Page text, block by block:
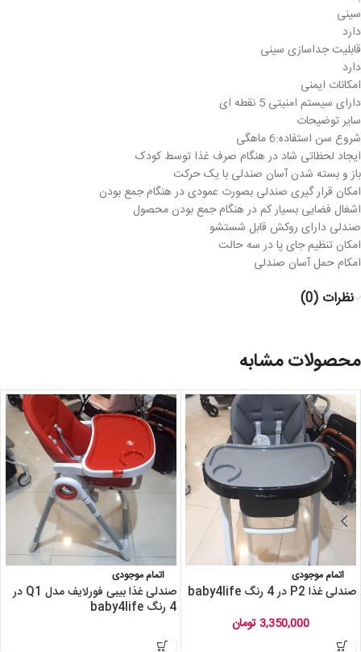
سینی
دارد
قابلیت جداسازی سینی
دارد
امکانات ایمنی
دارای سیستم امنیتی 5 نقطه ای
سایر توضیحات
شروع سن استفاده:6 ماهگی
ایجاد لحظاتی شاد در هنگام صرف غذا توسط کودک
باز و بسته شدن آسان صندلی با یک حرکت
امکان قرار گیری صندلی بصورت عمودی در هنگام جمع بودن
اشغال فضایی بسیار کم در هنگام جمع بودن محصول
صندلی دارای روکش قابل شستشو
امکان تنظیم جای پا در سه حالت
امکام حمل آسان صندلی
نظرات (0)
محصولات مشابه
اتمام موجودی
صندلی غذا P2 در 4 رنگ baby4life
3,350,000 تومان
اتمام موجودی
صندلی غذا بیبی فورلایف مدل Q1 در
4 رنگ baby4life